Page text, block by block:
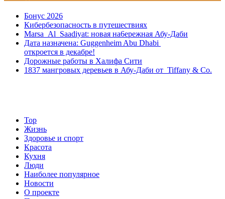
Бонус 2026
Кибербезопасность в путешествиях
Marsa Al Saadiyat: новая на6ережная Абу-Даби
Дата назначена: Guggenheim Abu Dhabi
откроется в декабре!
Дорожные работы в Халифа Сити
1837 мангровых деревьев в Абу-Даби от Tiffany & Co.
Top
Жизнь
Здоровье и спорт
Красота
Кухня
Люди
Наиболее популярное
Новости
О проекте